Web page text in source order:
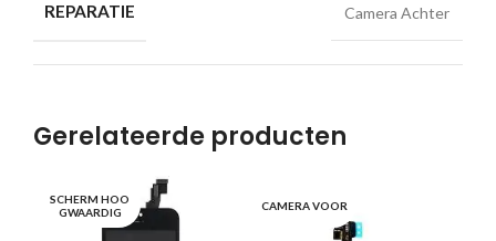
REPARATIE Camera Achter
Gerelateerde producten
SCHERM HOO
GWAARDIG
CAMERA VOOR